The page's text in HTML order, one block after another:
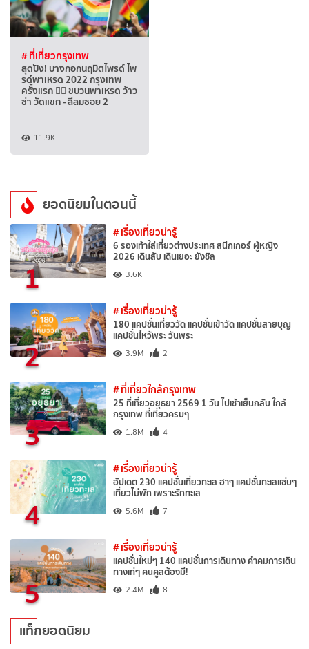
# ที่เที่ยวกรุงเทพ
สุดปัง! บางกอกนฤมิตไพรด์ ไพ
รด์พาเหรด 2022 กรุงเทพ
ครั้งแรก 🏳️‍🌈 ขบวนพาเหรด ว้าว
ซ่า วัดแขก - สีสมซอย 2
11.9K
ยอดนิยมในตอนนี้
1
# เรื่องเที่ยวน่ารู้
6 รองเท้าใส่เที่ยวต่างประเทศ สนีกเกอร์ ผู้หญิง
2026 เดินสับ เดินเยอะ ยังชิล
3.6K
2
# เรื่องเที่ยวน่ารู้
180 แคปชั่นเที่ยววัด แคปชั่นเข้าวัด แคปชั่นสายบุญ
แคปชั่นไหว้พระ วันพระ
3.9M 2
3
# ที่เที่ยวใกล้กรุงเทพ
25 ที่เที่ยวอยุธยา 2569 1 วัน ไปเช้าเย็นกลับ ใกล้
กรุงเทพ ที่เที่ยวครบๆ
1.8M 4
4
# เรื่องเที่ยวน่ารู้
อัปเดต 230 แคปชั่นเที่ยวทะเล ฮาๆ แคปชั่นทะเลแซ่บๆ
เที่ยวไม่พัก เพราะรักทะเล
5.6M 7
5
# เรื่องเที่ยวน่ารู้
แคปชั่นใหม่ๆ 140 แคปชั่นการเดินทาง คำคมการเดิน
ทางเท่ๆ คนคูลต้องมี!
2.4M 8
แท็กยอดนิยม